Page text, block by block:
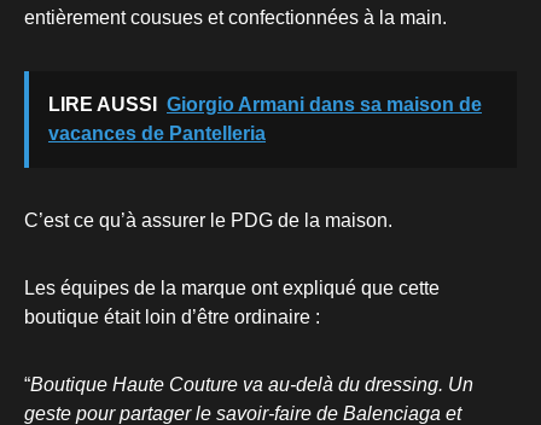
entièrement cousues et confectionnées à la main.
LIRE AUSSI
Giorgio Armani dans sa maison de
vacances de Pantelleria
C’est ce qu’à assurer le PDG de la maison.
Les équipes de la marque ont expliqué que cette
boutique était loin d’être ordinaire :
“Boutique Haute Couture va au-delà du dressing. Un
geste pour partager le savoir-faire de Balenciaga et